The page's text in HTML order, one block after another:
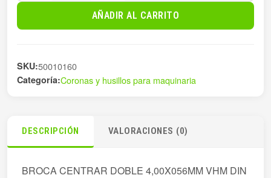
CENTRAR
AÑADIR AL CARRITO
SKU:50010160
Categoría:Coronas y husillos para maquinaria
DESCRIPCIÓN VALORACIONES (0)
BROCA CENTRAR DOBLE 4,00X056MM VHM DIN